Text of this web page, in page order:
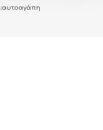
αυτοαγάπη